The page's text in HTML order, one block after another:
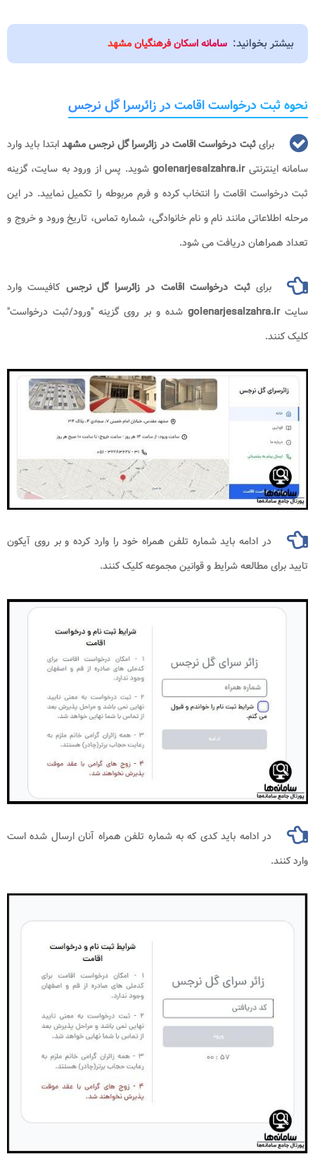
بیشتر بخوانید: سامانه اسکان فرهنگیان مشهد
نحوه ثبت درخواست اقامت در زائرسرا گل نرجس
برایثبت درخواست اقامت در زائرسرا گل نرجس مشهدابتدا باید وارد
سامانه اینترنتیgolenarjesalzahra.irشوید. پس از ورود به سایت، گزینه
ثبت درخواست اقامت را انتخاب کرده و فرم مربوطه را تکمیل نمایید. در این
مرحله اطلاعاتی مانند نام و نام خانوادگی، شماره تماس، تاریخ ورود و خروج و
تعداد همراهان دریافت می شود.
برایثبت درخواست اقامت در زائرسرا گل نرجسکافیست وارد
سایتgolenarjesalzahra.ir شده و بر روی گزینه "ورود/ثبت درخواست"
کلیک کنند.
در ادامه باید شماره تلفن همراه خود را وارد کرده و بر روی آیکون
تایید برای مطالعه شرایط و قوانین مجموعه کلیک کنند.
در ادامه باید کدی که به شماره تلفن همراه آنان ارسال شده است
وارد کنند.